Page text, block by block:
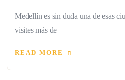
Medellín es sin duda una de esas
visites más de
READ MORE